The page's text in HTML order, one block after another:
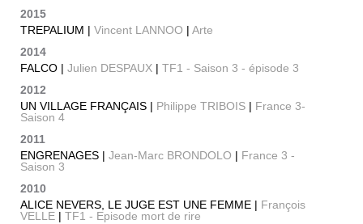
2015
TREPALIUM | Vincent LANNOO | Arte
2014
FALCO | Julien DESPAUX | TF1 - Saison 3 - épisode 3
2012
UN VILLAGE FRANÇAIS | Philippe TRIBOIS | France 3-
Saison 4
2011
ENGRENAGES | Jean-Marc BRONDOLO | France 3 -
Saison 3
2010
ALICE NEVERS, LE JUGE EST UNE FEMME | François
VELLE | TF1 - Episode mort de rire